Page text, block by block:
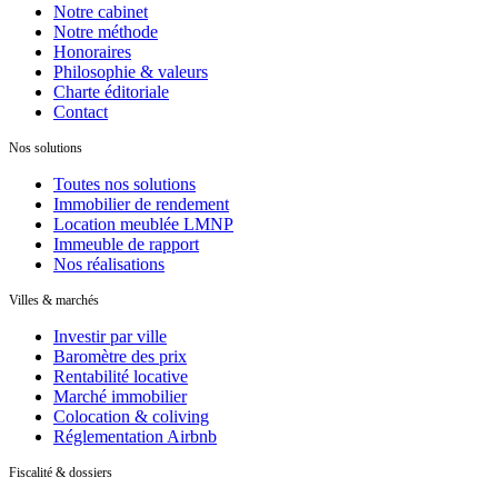
Notre cabinet
Notre méthode
Honoraires
Philosophie & valeurs
Charte éditoriale
Contact
Nos solutions
Toutes nos solutions
Immobilier de rendement
Location meublée LMNP
Immeuble de rapport
Nos réalisations
Villes & marchés
Investir par ville
Baromètre des prix
Rentabilité locative
Marché immobilier
Colocation & coliving
Réglementation Airbnb
Fiscalité & dossiers